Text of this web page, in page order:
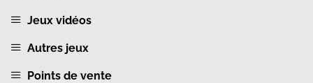
Jeux vidéos
Autres jeux
Points de vente